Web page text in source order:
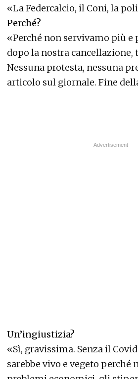
«La Federcalcio, il Coni, la
Perché?
«Perché non servivamo più e
dopo la nostra
Nessuna protesta, nessuna
articolo sul giornale. Fine
Un’ingiustizia?
«Sì, gravissima. Senza il
sarebbe vivo e vegeto perché